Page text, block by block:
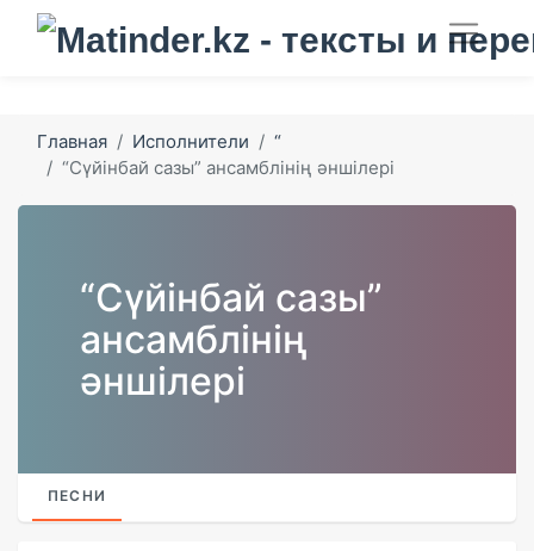
Главная Исполнители
“
“Сүйінбай сазы” ансамблінің әншілері
“Сүйінбай сазы”
ансамблінің
әншілері
ПЕСНИ